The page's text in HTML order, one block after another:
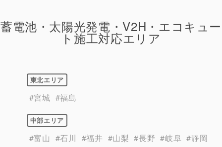
蓄電池・太陽光発電・V2H・エコキュー
ト施工対応エリア
東北エリア
#宮城 #福島
中部エリア
#富山 #石川 #福井 #山梨 #長野 #岐阜 #静岡